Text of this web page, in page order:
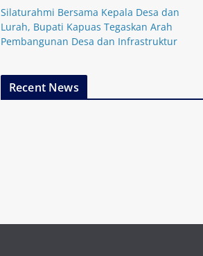
Silaturahmi Bersama Kepala Desa dan
Lurah, Bupati Kapuas Tegaskan Arah
Pembangunan Desa dan Infrastruktur
Recent News